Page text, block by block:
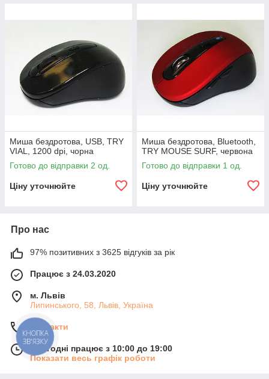
Миша бездротова, USB, TRY
VIAL, 1200 dpi, чорна
Готово до відправки 2 од.
Ціну уточнюйте
Миша бездротова, Bluetooth,
TRY MOUSE SURF, червона
Готово до відправки 1 од.
Ціну уточнюйте
Про нас
97% позитивних з 3625 відгуків за рік
Працює з 24.03.2020
м. Львів
Липинського, 58, Львів, Україна
Контакти
Сьогодні працює з 10:00 до 19:00
Показати весь графік роботи
КНОПКА
ЗВ'ЯЗКУ